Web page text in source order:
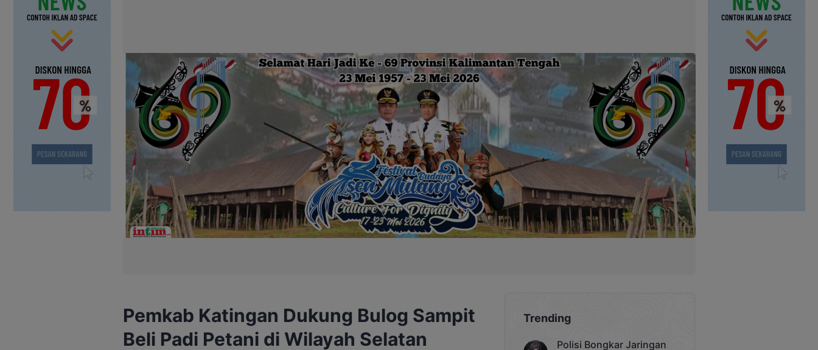
Pemkab Katingan Dukung Bulog Sampit
Beli Padi Petani di Wilayah Selatan
Trending
Polisi Bongkar Jaringan